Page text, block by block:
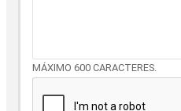
MÁXIMO 600 CARACTERES.